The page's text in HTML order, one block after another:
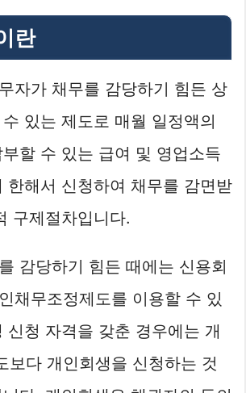
란
자가 채무를 감당하기 힘든 상
있는 제도로 매월 일정액의
할 수 있는 급여 및 영업소득
한해서 신청하여 채무를 감면받
구제절차입니다.
감당하기 힘든 때에는 신용회
채무조정제도를 이용할 수 있
신청 자격을 갖춘 경우에는 개
보다 개인회생을 신청하는 것